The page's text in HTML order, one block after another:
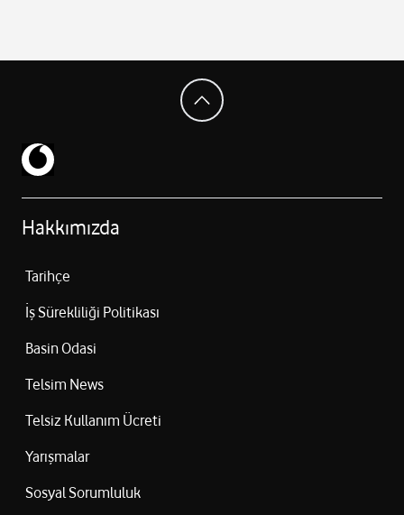
Hakkımızda
Tarihçe
İş Sürekliliği Politikası
Basin Odasi
Telsim News
Telsiz Kullanım Ücreti
Yarışmalar
Sosyal Sorumluluk